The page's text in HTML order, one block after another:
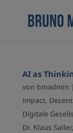
AI as
von bmadmin |
impact,
Digitale
Dr. Klaus Sailer,